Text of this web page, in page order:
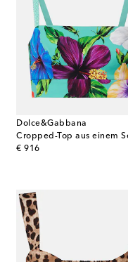
Dolce&Gabbana
€ 916
original price